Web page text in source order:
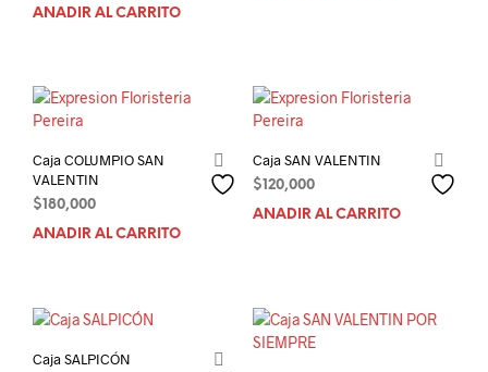
AÑADIR AL CARRITO
Caja COLUMPIO SAN
VALENTIN
$ 180,000
AÑADIR AL CARRITO
Caja SAN VALENTIN
$ 120,000
AÑADIR AL CARRITO
Caja SALPICÓN